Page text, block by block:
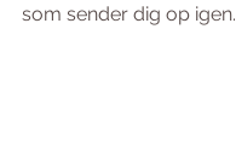
som sender dig op igen.